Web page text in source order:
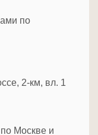
по
2-км, вл. 1
Москве и